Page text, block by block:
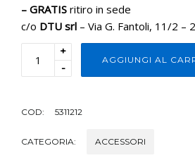
– GRATIS ritiro in sede
c/o DTU srl – Via G. Fantoli, 11/2 –
+
-
AGGIUNGI AL
COD: 5311212
CATEGORIA: ACCESSORI